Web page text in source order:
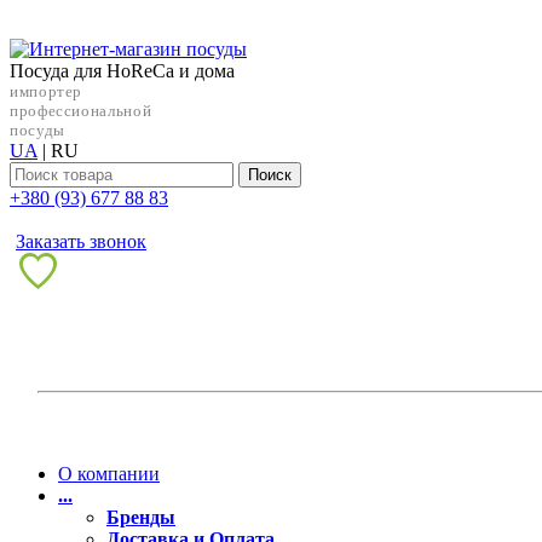
Посуда для HoReCa и дома
импортер
профессиональной
посуды
UA | RU
Поиск
+38‎0 (93) 677 88 83
Заказать звонок
О компании
...
Бренды